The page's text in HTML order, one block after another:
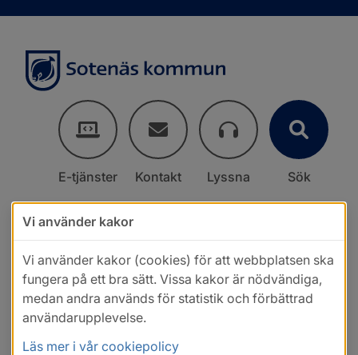
E-tjänster Kontakt Lyssna Sök
Vi använder kakor
Vi använder kakor (cookies) för att webbplatsen ska
fungera på ett bra sätt. Vissa kakor är nödvändiga,
medan andra används för statistik och förbättrad
användarupplevelse.
Läs mer i vår cookiepolicy